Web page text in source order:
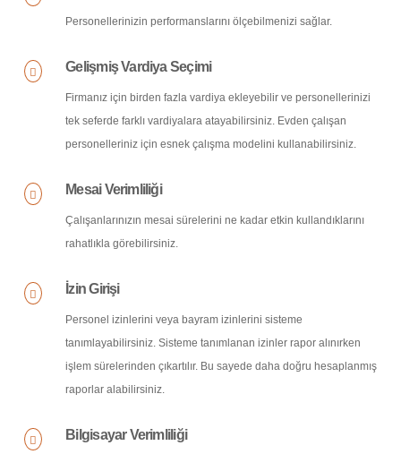
Personellerinizin performanslarını ölçebilmenizi sağlar.
Gelişmiş Vardiya Seçimi
Firmanız için birden fazla vardiya ekleyebilir ve personellerinizi
tek seferde farklı vardiyalara atayabilirsiniz. Evden çalışan
personelleriniz için esnek çalışma modelini kullanabilirsiniz.
Mesai Verimliliği
Çalışanlarınızın mesai sürelerini ne kadar etkin kullandıklarını
rahatlıkla görebilirsiniz.
İzin Girişi
Personel izinlerini veya bayram izinlerini sisteme
tanımlayabilirsiniz. Sisteme tanımlanan izinler rapor alınırken
işlem sürelerinden çıkartılır. Bu sayede daha doğru hesaplanmış
raporlar alabilirsiniz.
Bilgisayar Verimliliği